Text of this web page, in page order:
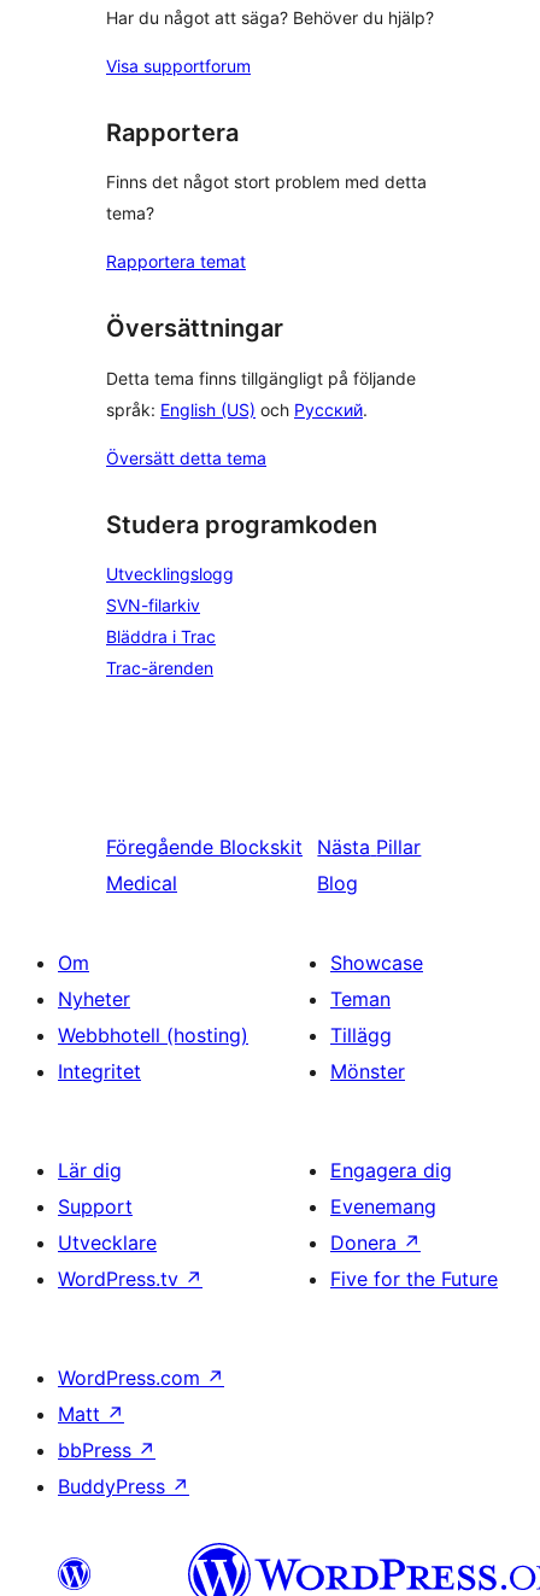
Har du något att säga? Behöver du hjälp?
Visa supportforum
Rapportera
Finns det något stort problem med detta
tema?
Rapportera temat
Översättningar
Detta tema finns tillgängligt på följande
språk: English (US) och Русский.
Översätt detta tema
Studera programkoden
Utvecklingslogg
SVN-filarkiv
Bläddra i Trac
Trac-ärenden
Föregående Blockskit
Medical
Nästa Pillar
Blog
Om
Nyheter
Webbhotell (hosting)
Integritet
Showcase
Teman
Tillägg
Mönster
Lär dig
Support
Utvecklare
WordPress.tv ↗
Engagera dig
Evenemang
Donera ↗
Five for the Future
WordPress.com ↗
Matt ↗
bbPress ↗
BuddyPress ↗